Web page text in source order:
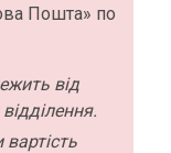
Пошта» по
від